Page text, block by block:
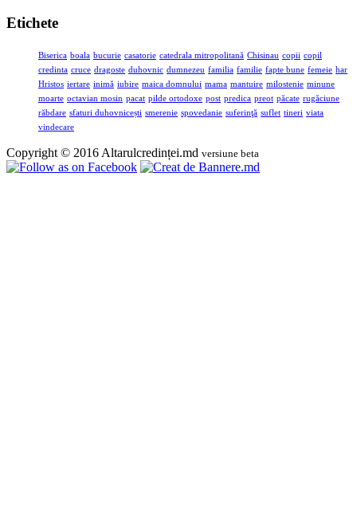
Etichete
Biserica boala bucurie casatorie catedrala mitropolitană Chisinau copii copil
credinta cruce dragoste duhovnic dumnezeu familia familie fapte bune femeie har
Hristos iertare inimă iubire maica domnului mama mantuire milostenie minune
moarte octavian mosin pacat pilde ortodoxe post predica preot păcate rugăciune
răbdare sfaturi duhovnicești smerenie spovedanie suferinţă suflet tineri viata
vindecare
Copyright © 2016 Altarulcredinței.md versiune beta